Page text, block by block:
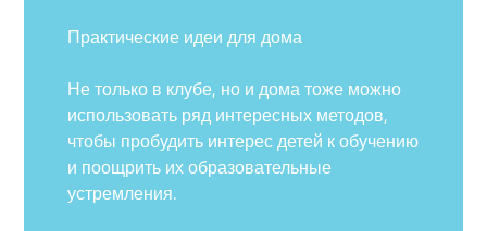
Практические идеи для дома
Не только в клубе, но и дома тоже можно
использовать ряд интересных методов,
чтобы пробудить интерес детей к обучению
и поощрить их образовательные
устремления.